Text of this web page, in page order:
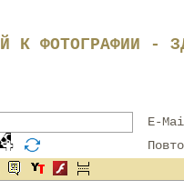
К ФОТОГРАФИИ -
E-